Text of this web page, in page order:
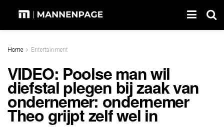
Home Entertainment
VIDEO: Poolse man wil
diefstal plegen bij zaak van
ondernemer: ondernemer
Theo grijpt zelf wel in